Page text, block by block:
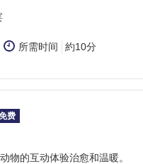
所需时间 約10分
费
物的互动体验治愈和温暖。